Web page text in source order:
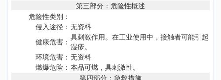
第三部分：危险性概述
危险性类别：
侵入途径： 无资料
健康危害： 具刺激作用。在工业使用中，接触者可能引起
湿疹。
环境危害： 无资料
燃爆危险： 本品可燃，具刺激性。
第四部分：急救措施